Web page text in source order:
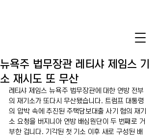
뉴욕주 법무장관 레티샤 제임스 기
소 재시도 또 무산
레티샤 제임스 뉴욕주 법무장관에 대한 연방 전부
의 재기소가 또다시 무산됐습니다. 트럼프 대통령
의 압박 속에 추진된 주택담보대출 사기 혐의 재기
소 요청을 버지니아 연방 배심원단이 두 번째로 거
부한 겁니다. 기각된 첫 기소 이후 새로 구성된 배